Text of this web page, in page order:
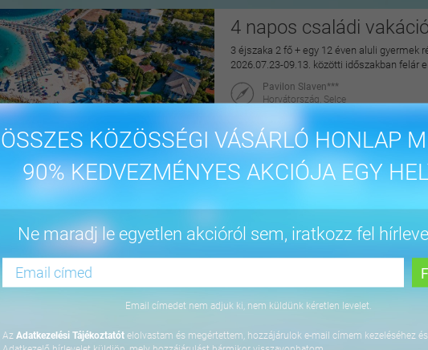
KÖZÖSSÉGI VÁSÁRLÓ HONLAP
90% KEDVEZMÉNYES AKCIÓJA EGY
Ne maradj le egyetlen akcióról sem, iratkozz fel
Email címedet nem adjuk ki, nem küldünk kéretlen levelet.
Az Adatkezelési Tájékoztatót elolvastam és megértettem, hozzájárulok e-mail címem kezeléséhez
4 napos családi
3 éjszaka 2 fő + egy 12 éven aluli gyermek
2026.07.23-09.13. közötti időszakban felár
Pavilon Slaven***
Horvátország, Selce
144.900 Ft
3 éjszaka 2 fő részére önellátással, 2027.